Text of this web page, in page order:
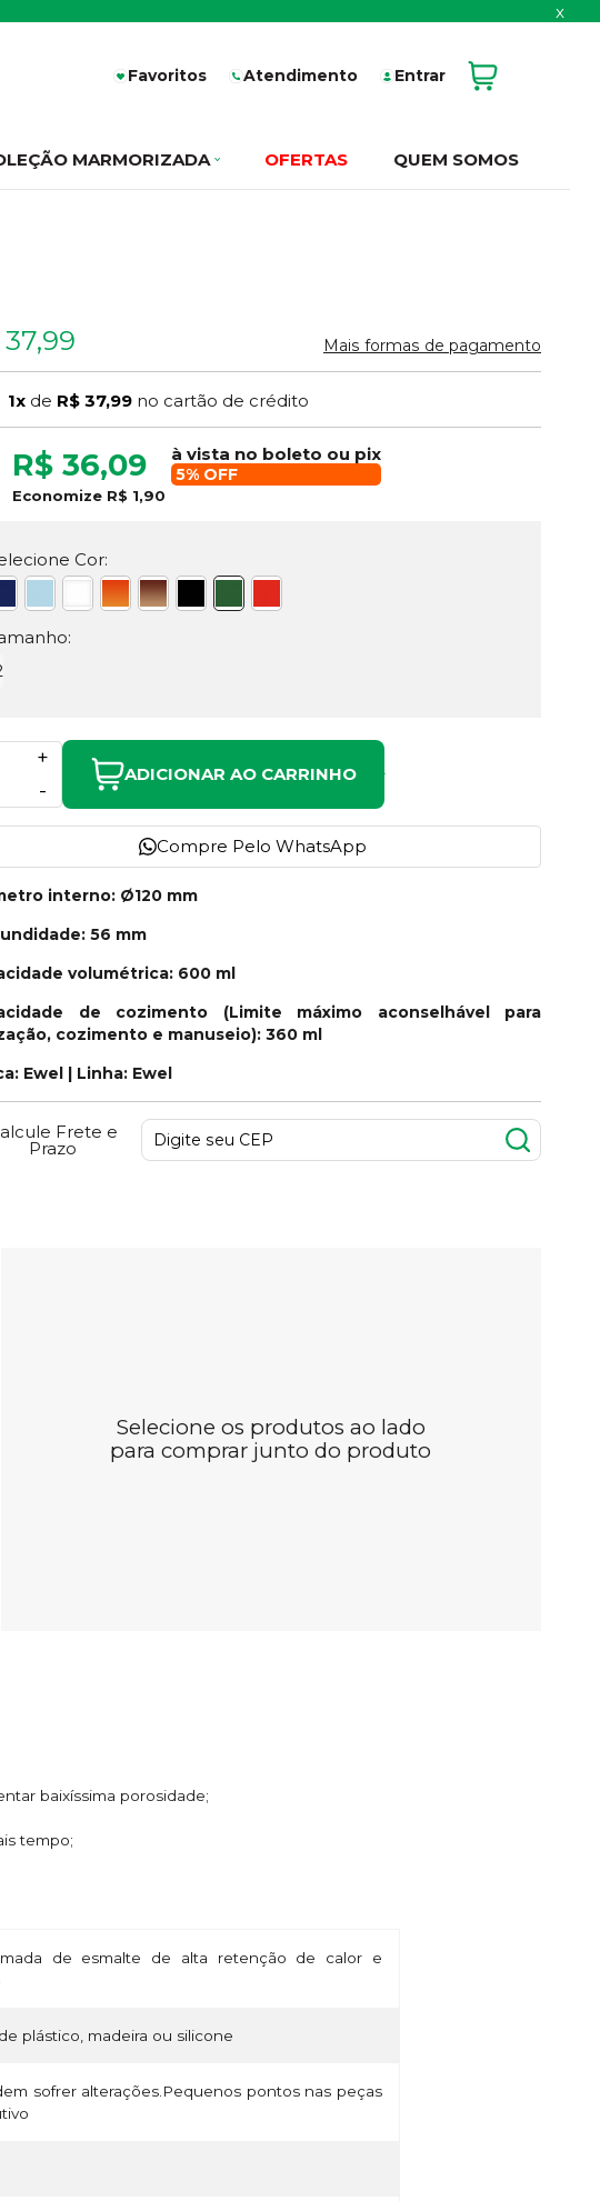
x
Favoritos Atendimento Entrar
MARMORIZADA OFERTAS QUEM SOMOS
37,99 Mais formas de pagamento
1x de R$ 37,99 no cartão de crédito
R$ 36,09 à vista no boleto ou pix
5% OFF
Economize R$ 1,90
Cor:
-
+
ADICIONAR AO CARRINHO
Compre Pelo WhatsApp
interno: Ø120 mm
56 mm
volumétrica: 600 ml
de cozimento (Limite máximo aconselhável para
cozimento e manuseio): 360 ml
Ewel | Linha: Ewel
Frete e
Prazo
Selecione os produtos ao lado
para comprar junto do produto
baixíssima porosidade;
tempo;
de esmalte de alta retenção de calor e
plástico, madeira ou silicone
sofrer alterações.Pequenos pontos nas peças